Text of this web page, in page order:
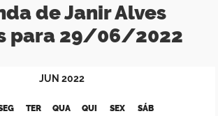
de Janir Alves
para 29/06/2022
JUN 2022
TER QUA QUI SEX SÁB